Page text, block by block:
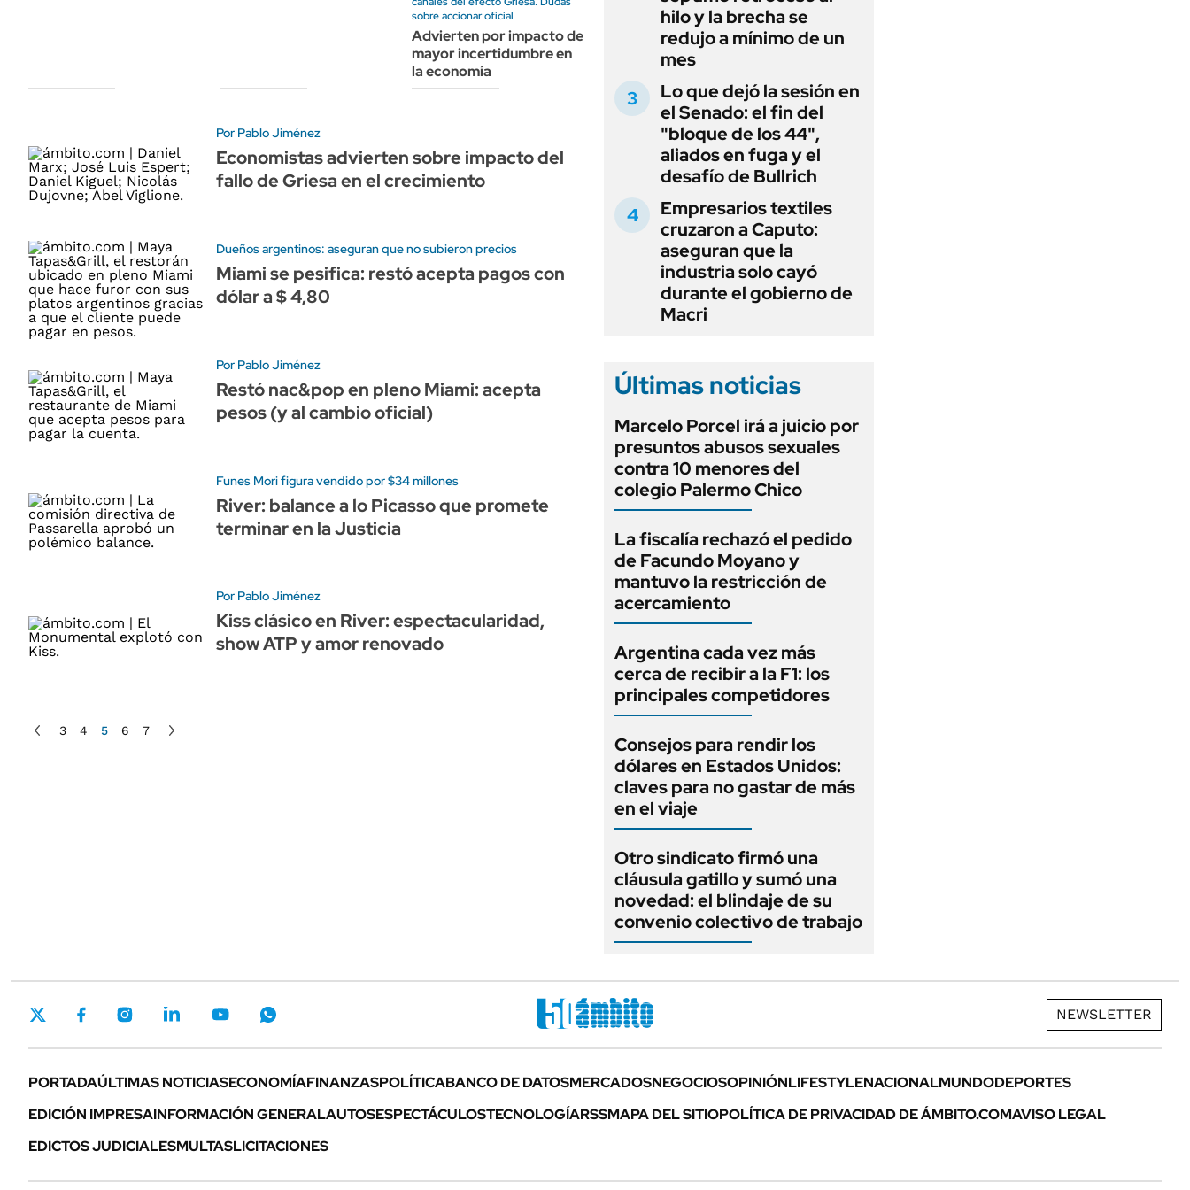
sobre accionar oficial
Advierten por impacto de
mayor incertidumbre en
la economía
Por Pablo Jiménez
Economistas advierten sobre impacto del
fallo de Griesa en el crecimiento
Dueños argentinos: aseguran que no subieron precios
Miami se pesifica: restó acepta pagos con
dólar a $ 4,80
Por Pablo Jiménez
Restó nac&pop en pleno Miami: acepta
pesos (y al cambio oficial)
Funes Mori figura vendido por $34 millones
River: balance a lo Picasso que promete
terminar en la Justicia
Por Pablo Jiménez
Kiss clásico en River: espectacularidad,
show ATP y amor renovado
3 4 5 6 7
hilo y la brecha se
redujo a mínimo de un
mes
Lo que dejó la sesión en
el Senado: el fin del
"bloque de los 44",
aliados en fuga y el
desafío de Bullrich
Empresarios textiles
cruzaron a Caputo:
aseguran que la
industria solo cayó
durante el gobierno de
Macri
Últimas noticias
Marcelo Porcel irá a juicio por
presuntos abusos sexuales
contra 10 menores del
colegio Palermo Chico
La fiscalía rechazó el pedido
de Facundo Moyano y
mantuvo la restricción de
acercamiento
Argentina cada vez más
cerca de recibir a la F1: los
principales competidores
Consejos para rendir los
dólares en Estados Unidos:
claves para no gastar de más
en el viaje
Otro sindicato firmó una
cláusula gatillo y sumó una
novedad: el blindaje de su
convenio colectivo de trabajo
NEWSLETTER
PORTADAÚLTIMAS NOTICIASECONOMÍAFINANZASPOLÍTICABANCO DE DATOSMERCADOSNEGOCIOSOPINIÓNLIFESTYLENACIONALMUNDODEPORTES
EDICIÓN IMPRESAINFORMACIÓN GENERALAUTOSESPECTÁCULOSTECNOLOGÍARSSMAPA DEL SITIOPOLÍTICA DE PRIVACIDAD DE ÁMBITO.COMAVISO LEGAL
EDICTOS JUDICIALESMULTASLICITACIONES